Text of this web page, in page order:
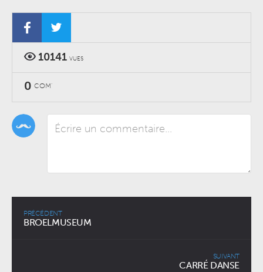
10141 VUES
0 COM'
PRÉCÉDENT
BROELMUSEUM
SUIVANT
CARRÉ DANSE